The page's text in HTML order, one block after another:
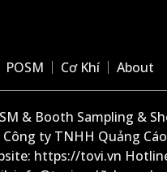
POSM Cơ Khí About
& Booth Sampling &
ty TNHH Quảng
https://tovi.vn